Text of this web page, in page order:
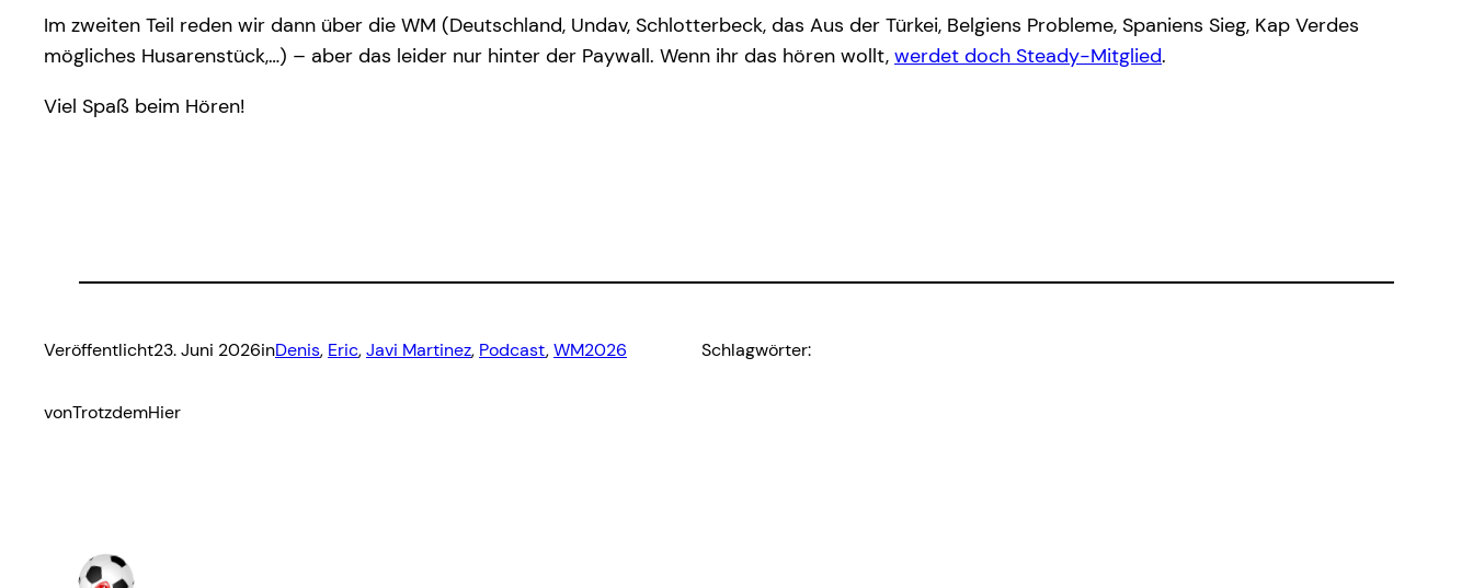
Im zweiten Teil reden wir dann über die WM (Deutschland, Undav, Schlotterbeck, das Aus der Türkei, Belgiens Probleme, Spaniens Sieg, Kap Verdes
mögliches Husarenstück,…) – aber das leider nur hinter der Paywall. Wenn ihr das hören wollt, werdet doch Steady-Mitglied.
Viel Spaß beim Hören!
Veröffentlicht23. Juni 2026inDenis, Eric, Javi Martinez, Podcast, WM2026
vonTrotzdemHier
Schlagwörter: